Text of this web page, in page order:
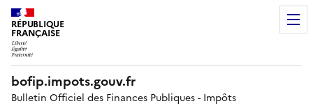
RÉPUBLIQUE
FRANÇAISE
bofip.impots.gouv.fr
Bulletin Officiel des Finances Publiques - Impôts